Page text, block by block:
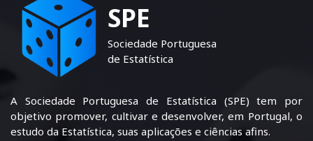
SPE
Sociedade Portuguesa
de Estatística
A Sociedade Portuguesa de Estatística (SPE) tem por
objetivo promover, cultivar e desenvolver, em Portugal, o
estudo da Estatística, suas aplicações e ciências afins.